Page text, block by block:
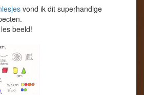
vond ik dit superhandige
beeld!